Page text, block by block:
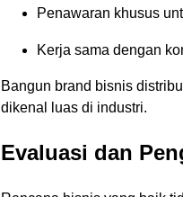
Penawaran khusus
Kerja sama dengan
Bangun brand bisnis
dikenal luas di industri.
Evaluasi dan